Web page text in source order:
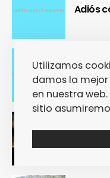
Adiós
Se
OUR
la
Utilizamos
damos la
en nuestra
sitio